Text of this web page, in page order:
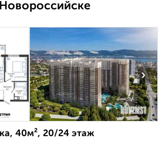
›
40м², 20/24 этаж